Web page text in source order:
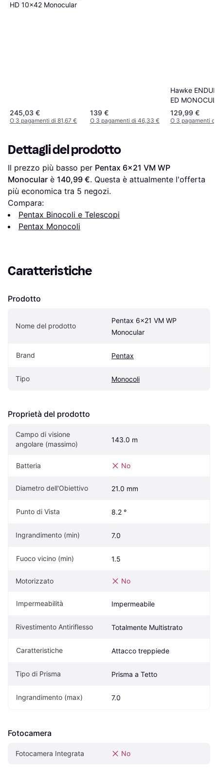
HD 10x42 Monocular
245,03 €
O 3 pagamenti di 81,67 €
139 €
O 3 pagamenti di 46,33 €
Hawke
ED
36311 10X25
129,99 €
O 3 pagamenti
Dettagli del prodotto
Il prezzo più basso per Pentax 6x21 VM WP
Monocular è 140,99 €. Questa è attualmente l'offerta
più economica tra 5 negozi.
Compara:
Pentax Binocoli e Telescopi
Pentax Monocoli
Caratteristiche
Prodotto
Nome del prodotto
Pentax 6x21 VM WP
Monocular
Brand Pentax
Tipo Monocoli
Proprietà del prodotto
Campo di visione
angolare (massimo)
143.0 m
Batteria No
Diametro dell'Obiettivo 21.0 mm
Punto di Vista 8.2 °
Ingrandimento (min) 7.0
Fuoco vicino (min) 1.5
Motorizzato No
Impermeabilità Impermeabile
Rivestimento Antiriflesso Totalmente Multistrato
Caratteristiche Attacco treppiede
Tipo di Prisma Prisma a Tetto
Ingrandimento (max) 7.0
Fotocamera
Fotocamera Integrata No